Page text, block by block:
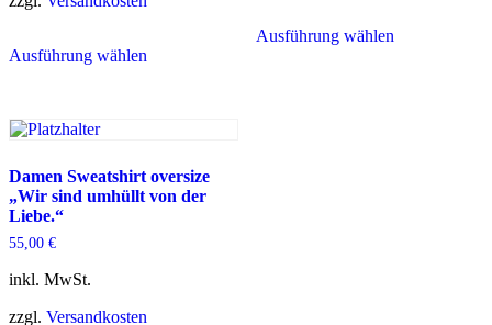
Ausführung wählenProdukt
Optionen
können
Ausführung wählenProdukt
Damen Sweatshirt oversize
„Wir sind umhüllt von der
Liebe.“
55,00 €
inkl. MwSt.
zzgl. Versandkosten